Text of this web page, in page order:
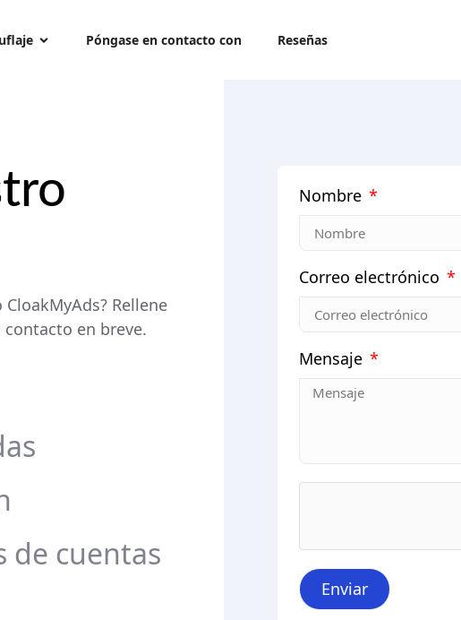
Póngase en contacto con Reseñas
Rellene
en breve.
de cuentas
Nombre
Correo electrónico
Mensaje
Enviar